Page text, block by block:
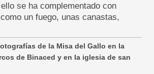
se ha complementado con
un fuego, unas canastas,
de la Misa del Gallo en la
de Binaced y en la iglesia de san